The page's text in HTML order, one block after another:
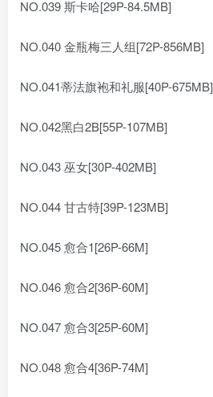
NO.039 斯卡哈[29P-84.5MB]
NO.040 金瓶梅三人组[72P-856MB]
NO.041蒂法旗袍和礼服[40P-675MB]
NO.042黑白2B[55P-107MB]
NO.043 巫女[30P-402MB]
NO.044 甘古特[39P-123MB]
NO.045 愈合1[26P-66M]
NO.046 愈合2[36P-60M]
NO.047 愈合3[25P-60M]
NO.048 愈合4[36P-74M]